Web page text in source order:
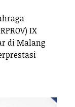
IX
di Malang